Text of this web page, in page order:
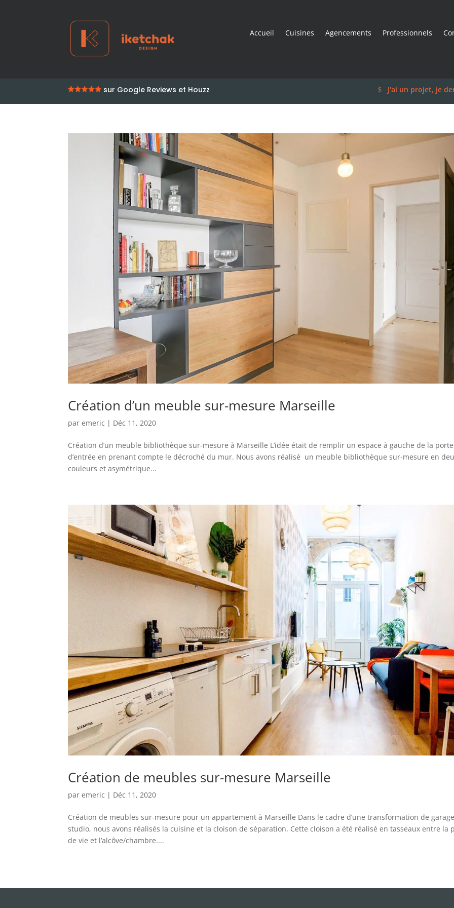
Accueil Cuisines Agencements Professionnels
sur Google Reviews et Houzz J'ai un projet, je
Création d’un meuble sur-mesure Marseille
paremeric | Déc 11, 2020
Création d’un meuble bibliothèque sur-mesure à Marseille L’idée était de remplir un espace à gauche de la porte
d’entrée en prenant compte le décroché du mur. Nous avons réalisé un meuble bibliothèque sur-mesure en
couleurs et asymétrique...
Création de meubles sur-mesure Marseille
paremeric | Déc 11, 2020
Création de meubles sur-mesure pour un appartement à Marseille Dans le cadre d’une transformation de
studio, nous avons réalisés la cuisine et la cloison de séparation. Cette cloison a été réalisé en tasseaux entre la
de vie et l’alcôve/chambre....